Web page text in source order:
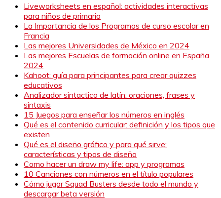
Liveworksheets en español: actividades interactivas
para niños de primaria
La Importancia de los Programas de curso escolar en
Francia
Las mejores Universidades de México en 2024
Las mejores Escuelas de formación online en España
2024
Kahoot: guía para principantes para crear quizzes
educativos
Analizador sintactico de latín: oraciones, frases y
sintaxis
15 Juegos para enseñar los números en inglés
Qué es el contenido curricular: definición y los tipos que
existen
Qué es el diseño gráfico y para qué sirve:
características y tipos de diseño
Como hacer un draw my life: app y programas
10 Canciones con números en el título populares
Cómo jugar Squad Busters desde todo el mundo y
descargar beta versión